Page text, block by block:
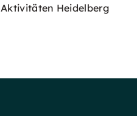
Aktivitäten Heidelberg